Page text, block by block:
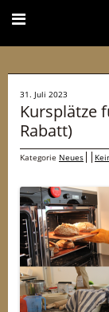
31. Juli 2023
Kursplätze
Rabatt)
Kategorie Neues